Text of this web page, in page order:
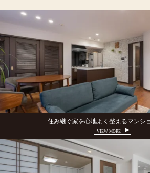
住み継ぐ家を心地よく整えるマンシ
VIEW MORE